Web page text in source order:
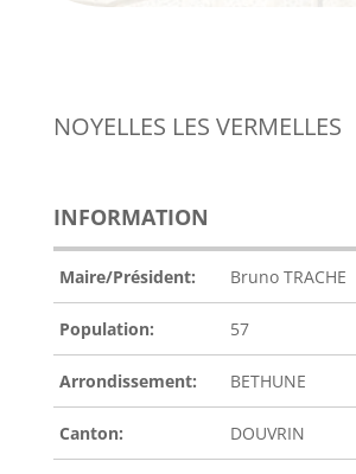
NOYELLES LES VERMELLES
INFORMATION
Maire/Président: Bruno TRACHE
Population: 57
Arrondissement: BETHUNE
Canton: DOUVRIN